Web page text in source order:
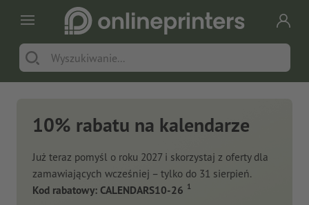
10% rabatu na kalendarze
Już teraz pomyśl o roku 2027 i skorzystaj z oferty dla
zamawiających wcześniej – tylko do 31 sierpień.
Kod rabatowy: CALENDARS10-26 1